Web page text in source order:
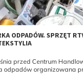
ODPADÓW. SPRZĘT
przed Centrum
odpadów organizowana